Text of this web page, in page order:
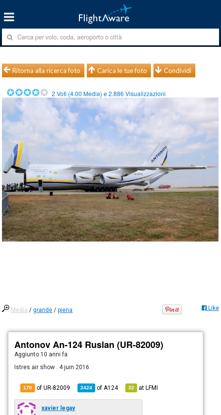
Ritorna alla ricerca foto Carica le tue foto Condividi
2 Voti (4.00 Media) e2.886 Visualizzazioni
Media /grande /piena Like
Antonov An-124 Ruslan (UR-82009)
Aggiunto 10 anni fa
Istres air show . 4 juin 2016
170 of UR-82009 2424 of A124 32 atLFMI
xavier legay